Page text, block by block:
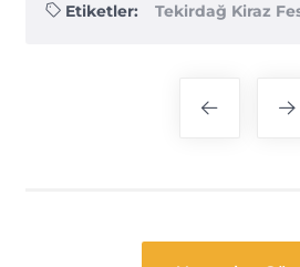
Etiketler: Tekirdağ Kiraz